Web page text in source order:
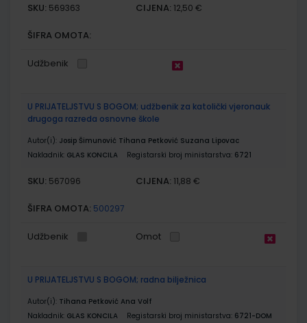
SKU: 569363 CIJENA: 12,50 €
ŠIFRA OMOTA:
Udžbenik
U PRIJATELJSTVU S BOGOM; udžbenik za katolički vjeronauk
drugoga razreda osnovne škole
Autor(i): Josip Šimunović Tihana Petković Suzana Lipovac
Nakladnik: GLAS KONCILA Registarski broj ministarstva: 6721
SKU: 567096 CIJENA: 11,88 €
ŠIFRA OMOTA: 500297
Udžbenik Omot
U PRIJATELJSTVU S BOGOM; radna bilježnica
Autor(i): Tihana Petković Ana Volf
Nakladnik: GLAS KONCILA Registarski broj ministarstva: 6721-DOM